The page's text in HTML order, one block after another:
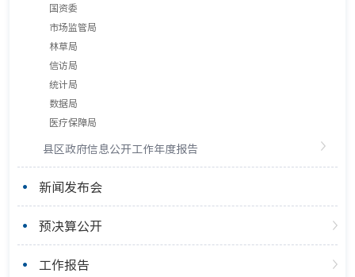
国资委
市场监管局
林草局
信访局
统计局
数据局
医疗保障局
县区政府信息公开工作年度报告
新闻发布会
预决算公开
工作报告